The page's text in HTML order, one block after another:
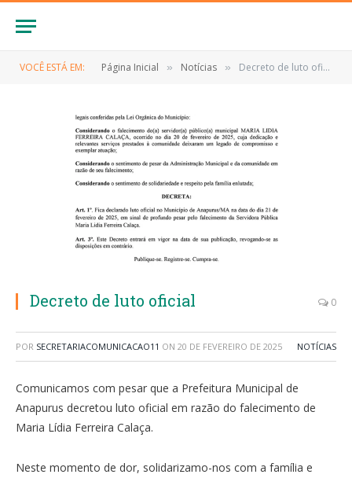
VOCÊ ESTÁ EM: Página Inicial » Notícias » Decreto de luto oficial
Decreto de luto oficial 0
POR SECRETARIACOMUNICACAO11 ON 20 DE FEVEREIRO DE 2025 NOTÍCIAS
Comunicamos com pesar que a Prefeitura Municipal de
Anapurus decretou luto oficial em razão do falecimento de
Maria Lídia Ferreira Calaça.
Neste momento de dor, solidarizamo-nos com a família e